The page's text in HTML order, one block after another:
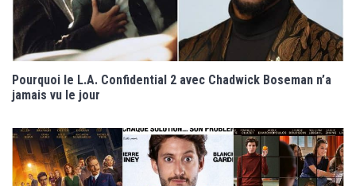
Pourquoi le L.A. Confidential 2 avec Chadwick Boseman n’a
jamais vu le jour